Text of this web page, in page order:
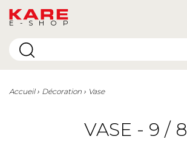
E-SHOP
Accueil Décoration Vase
VASE - 9 / 8